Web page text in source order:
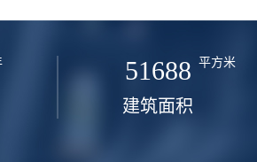
51688 平方米
建筑面积